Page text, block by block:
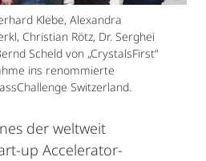
Klebe, Alexandra
Christian Rötz, Dr. Serghei
Scheld von „CrystalsFirst“
ins renommierte
Switzerland.
der weltweit
up Accelerator-